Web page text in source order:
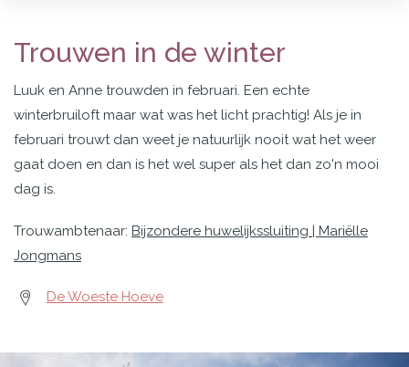
Trouwen in de winter
Luuk en Anne trouwden in februari. Een echte
winterbruiloft maar wat was het licht prachtig! Als je in
februari trouwt dan weet je natuurlijk nooit wat het weer
gaat doen en dan is het wel super als het dan zo'n mooi
dag is.
Trouwambtenaar: Bijzondere huwelijkssluiting | Mariëlle
Jongmans
De Woeste Hoeve